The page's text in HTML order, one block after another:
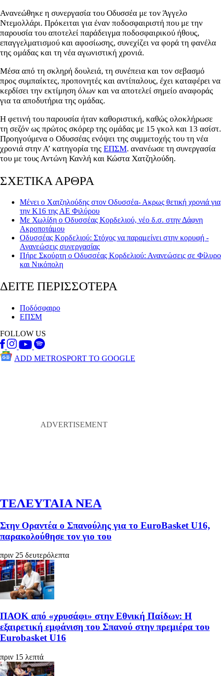
Ανανεώθηκε η συνεργασία του Οδυσσέα με τον Άγγελο
Ντεμολλάρι. Πρόκειται για έναν ποδοσφαιριστή που με την
παρουσία του αποτελεί παράδειγμα ποδοσφαιρικού ήθους,
επαγγελματισμού και αφοσίωσης, συνεχίζει να φορά τη φανέλα
της ομάδας και τη νέα αγωνιστική χρονιά.
Μέσα από τη σκληρή δουλειά, τη συνέπεια και τον σεβασμό
προς συμπαίκτες, προπονητές και αντίπαλους, έχει καταφέρει να
κερδίσει την εκτίμηση όλων και να αποτελεί σημείο αναφοράς
για τα αποδυτήρια της ομάδας.
Η φετινή του παρουσία ήταν καθοριστική, καθώς ολοκλήρωσε
τη σεζόν ως πρώτος σκόρερ της ομάδας με 15 γκολ και 13 ασίστ.
Προηγούμενα ο Οδυσσέας ενόψει της συμμετοχής του τη νέα
χρονιά στην Α’ κατηγορία της ΕΠΣΜ. ανανέωσε τη συνεργασία
του με τους Αντώνη Κανλή και Κώστα Χατζηλούδη.
ΣΧΕΤΙΚΑ ΑΡΘΡΑ
Μένει ο Χατζηλούδης στον Οδυσσέα- Ακρως θετική χρονιά για
την Κ16 της ΑΕ Φιλύρου
Με Χωλίδη ο Οδυσσέας Κορδελιού, νέο δ.σ. στην Δάφνη
Ακροποτάμου
Οδυσσέας Κορδελιού: Στόχος να παραμείνει στην κορυφή -
Ανανεώσεις συνεργασίας
Πήρε Σκούρτη ο Οδυσσέας Κορδελιού: Ανανεώσεις σε Φίλυρο
και Νικόπολη
ΔΕΙΤΕ ΠΕΡΙΣΣΟΤΕΡΑ
Ποδόσφαιρο
ΕΠΣΜ
FOLLOW US
ADD METROSPORT TO GOOGLE
ΤΕΛΕΥΤΑΙΑ ΝΕΑ
Στην Οραντέα ο Σπανούλης για το EuroBasket U16,
παρακολούθησε τον γιο του
πριν 25 δευτερόλεπτα
ΠΑΟΚ από «χρυσάφι» στην Εθνική Παίδων: Η
εξαιρετική εμφάνιση του Σπανού στην πρεμιέρα του
Eurobasket U16
πριν 15 λεπτά